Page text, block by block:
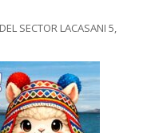
SECTOR LACASANI 5,